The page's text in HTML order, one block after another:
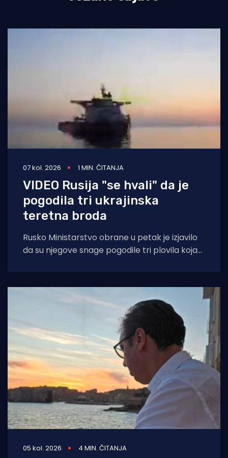
07 kol. 2026 1 MIN. ČITANJA
VIDEO Rusija "se hvali" da je
pogodila tri ukrajinska
teretna broda
Rusko Ministarstvo obrane u petak je izjavilo
da su njegove snage pogodile tri plovila koja
05 kol. 2026 4 MIN. ČITANJA